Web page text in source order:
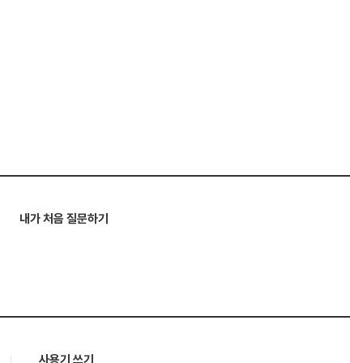
내가 처음 질문하기
사용기 쓰기